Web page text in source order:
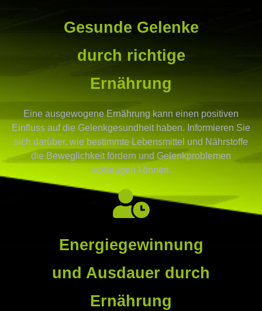
Gesunde Gelenke
durch richtige
Ernährung
Eine ausgewogene Ernährung kann einen positiven
Einfluss auf die Gelenkgesundheit haben. Informieren Sie
sich darüber, wie bestimmte Lebensmittel und Nährstoffe
die Beweglichkeit fördern und Gelenkproblemen
vorbeugen können.
Energiegewinnung
und Ausdauer durch
Ernährung